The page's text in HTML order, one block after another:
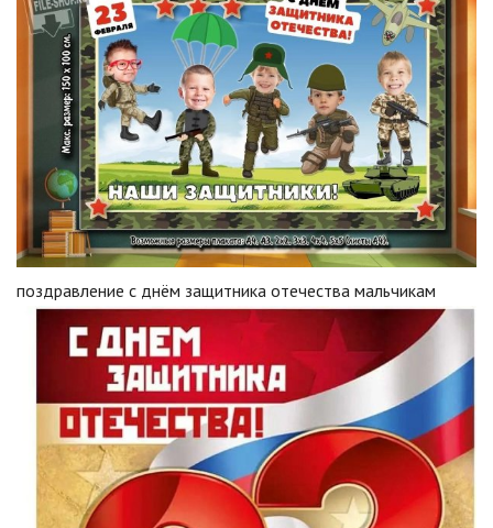
поздравление с днём защитника отечества мальчикам